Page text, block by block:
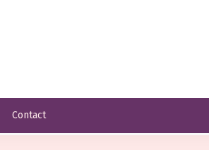
Contact